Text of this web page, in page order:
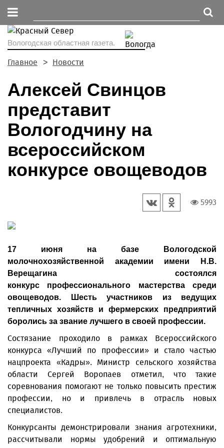
Вологодская областная газета.
Главное Новости
Алексей Свинцов
представит
Вологодчину на
всероссийском
конкурсе овощеводов
5993
17 июня на базе Вологодской
молочнохозяйственной академии имени Н.В.
Верещагина состоялся
конкурс профессионального мастерства среди
овощеводов. Шесть участников из ведущих
тепличных хозяйств и фермерских предприятий
боролись за звание лучшего в своей профессии.
Состязание проходило в рамках Всероссийского
конкурса «Лучший по профессии» и стало частью
нацпроекта «Кадры». Министр сельского хозяйства
области Сергей Воропаев отметил, что такие
соревнования помогают не только повысить престиж
профессии, но и привлечь в отрасль новых
специалистов.
Конкурсанты демонстрировали знания агротехники,
рассчитывали нормы удобрений и оптимальную